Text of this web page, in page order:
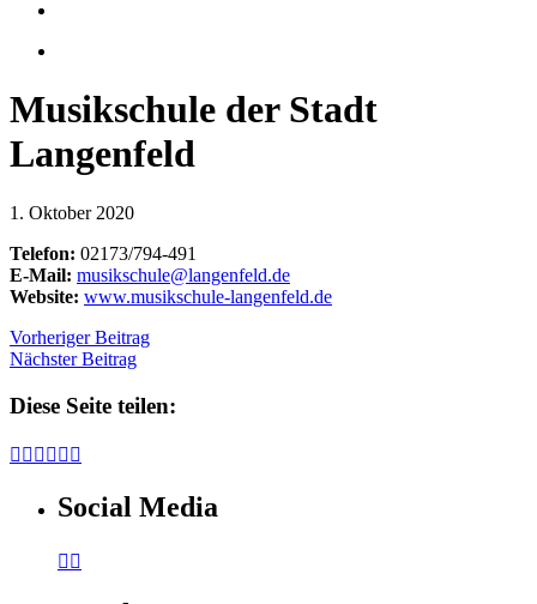
Musikschule der Stadt
Langenfeld
1. Oktober 2020
Telefon: 02173/794-491
E-Mail: musikschule@langenfeld.de
Website: www.musikschule-langenfeld.de
Vorheriger Beitrag
Nächster Beitrag
Diese Seite teilen:
     
Social Media
 